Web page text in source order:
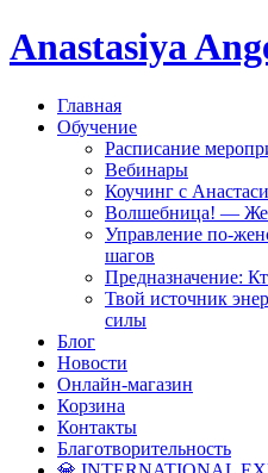
Anastasiya
Главная
Обучение
Расписание
Вебинары
Коучинг с
Волшебница! —
Управление по-
шагов
Предназначение:
Твой источник
силы
Блог
Новости
Онлайн-магазин
Корзина
Контакты
Благотворительность